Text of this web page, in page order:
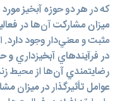
که در هر دو حوزه آبخيز
ميزان مشارکت آن‌ها در
مثبت و معني‌دار وجود دارد.
در فرآيندهاي آبخيزداري و
رضايتمندي آن‌ها از محيط
عوامل تأثيرگذار در ميزان